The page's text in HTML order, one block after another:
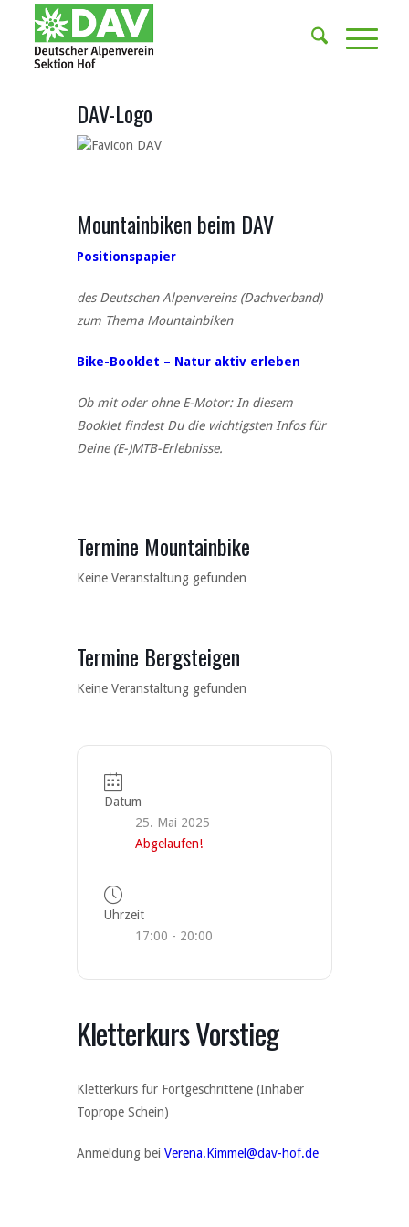
DAV-Logo
Mountainbiken beim DAV
Positionspapier
des Deutschen Alpenvereins (Dachverband)
zum Thema Mountainbiken
Bike-Booklet – Natur aktiv erleben
Ob mit oder ohne E-Motor: In diesem
Booklet findest Du die wichtigsten Infos für
Deine (E-)MTB-Erlebnisse.
Termine Mountainbike
Keine Veranstaltung gefunden
Termine Bergsteigen
Keine Veranstaltung gefunden
Datum
25. Mai 2025
Abgelaufen!
Uhrzeit
17:00 - 20:00
Kletterkurs Vorstieg
Kletterkurs für Fortgeschrittene (Inhaber
Toprope Schein)
Anmeldung bei Verena.Kimmel@dav-hof.de